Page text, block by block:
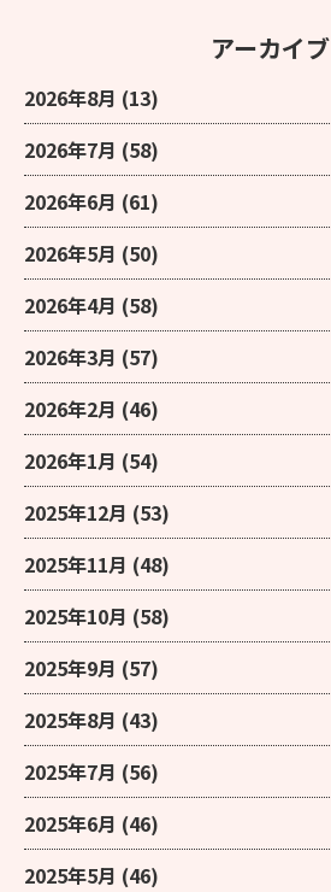
アーカイブ
2026年8月 (13)
2026年7月 (58)
2026年6月 (61)
2026年5月 (50)
2026年4月 (58)
2026年3月 (57)
2026年2月 (46)
2026年1月 (54)
2025年12月 (53)
2025年11月 (48)
2025年10月 (58)
2025年9月 (57)
2025年8月 (43)
2025年7月 (56)
2025年6月 (46)
2025年5月 (46)